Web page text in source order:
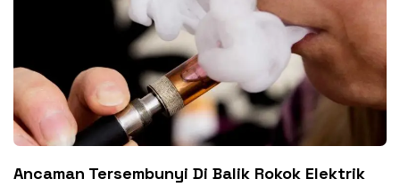
Ancaman Tersembunyi Di Balik Rokok Elektrik